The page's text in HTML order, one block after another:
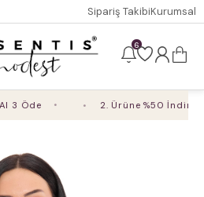
Sipariş TakibiKurumsal
6
Öde 2. Ürüne %50 İndirim